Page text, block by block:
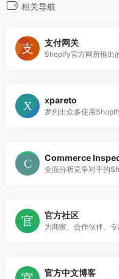
相关导航
支付网关
Shopify官方网所推出
xpareto
罗列出众多使用
Commerce
官方社区
官方中文博客